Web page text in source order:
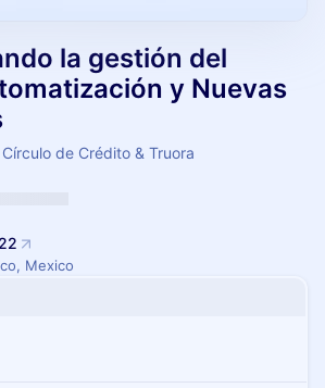
la gestión del
y Nuevas
de Crédito & Truora
Mexico